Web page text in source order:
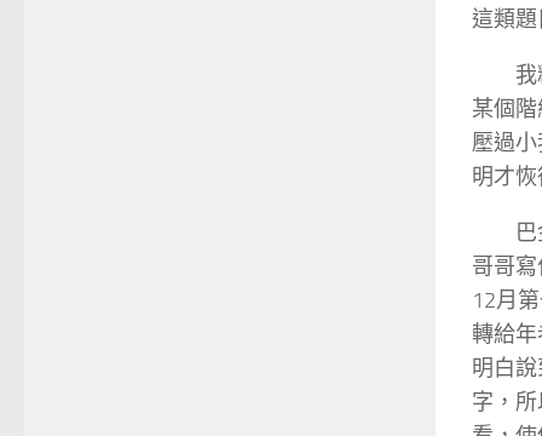
這類
某個
壓過
明才
哥哥
12月
轉給
明白
字，